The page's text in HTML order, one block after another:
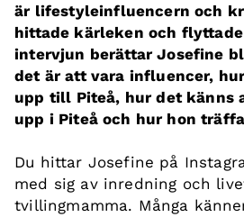
är lifestyleinfluencern och
hittade kärleken och
intervjun berättar Josefine
det är att vara influencer,
upp till Piteå, hur det känns
upp i Piteå och hur hon
Du hittar Josefine på
med sig av inredning och
tvillingmamma. Många